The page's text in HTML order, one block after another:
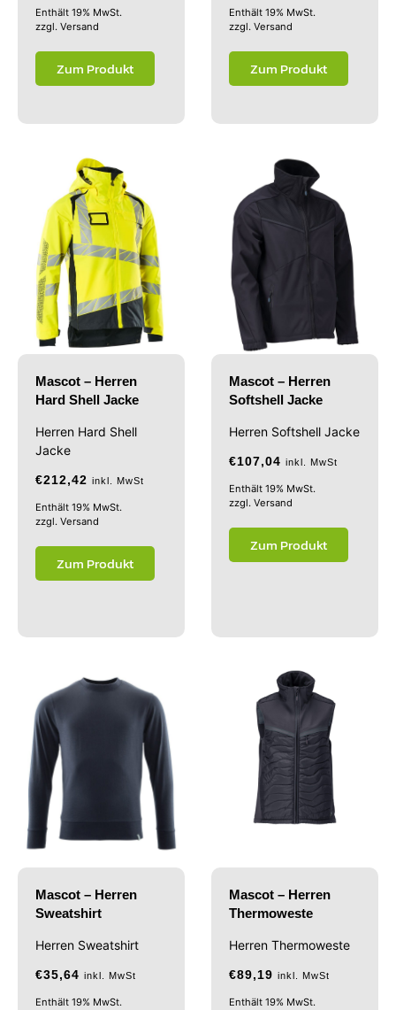
Enthält 19% MwSt.
zzgl. Versand
Zum Produkt
Enthält 19% MwSt.
zzgl. Versand
Zum Produkt
Mascot – Herren
Hard Shell Jacke
Herren Hard Shell
Jacke
€212,42 inkl. MwSt
Enthält 19% MwSt.
zzgl. Versand
Zum Produkt
Mascot – Herren
Softshell Jacke
Herren Softshell Jacke
€107,04 inkl. MwSt
Enthält 19% MwSt.
zzgl. Versand
Zum Produkt
Mascot – Herren
Sweatshirt
Herren Sweatshirt
€35,64 inkl. MwSt
Enthält 19% MwSt.
Mascot – Herren
Thermoweste
Herren Thermoweste
€89,19 inkl. MwSt
Enthält 19% MwSt.